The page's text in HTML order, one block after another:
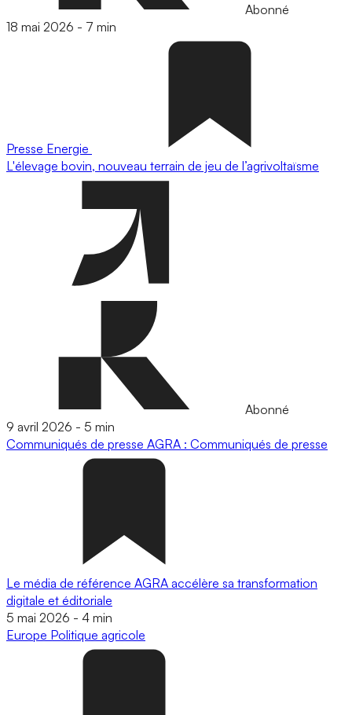
Abonné
18 mai 2026 - 7 min
Presse Energie
L'élevage bovin, nouveau terrain de jeu de l’agrivoltaïsme
Abonné
9 avril 2026 - 5 min
Communiqués de presse AGRA : Communiqués de presse
Le média de référence AGRA accélère sa transformation
digitale et éditoriale
5 mai 2026 - 4 min
Europe Politique agricole